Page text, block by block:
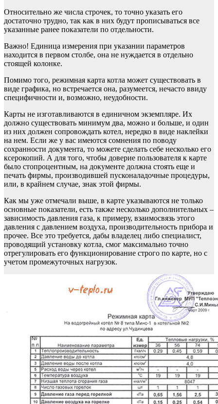
Относительно же числа строчек, то точно указать его
достаточно трудно, так как в них будут прописываться все
указанные ранее показатели по отдельности.
Важно! Единица измерения при указании параметров
находится в первом столбе, она не нуждается в отдельно
стоящей колонке.
Помимо того, режимная карта котла может существовать в
виде графика, но встречается она, разумеется, нечасто ввиду
специфичности и, возможно, неудобности.
Карты не изготавливаются в единичном экземпляре. Их
должно существовать минимум два, можно и больше, и один
из них должен сопровождать котел, нередко в виде наклейки
на нем. Если же у вас имеются сомнения по поводу
сохранности документа, то можете сделать себе несколько его
ксерокопий. А для того, чтобы доверие пользователя к карте
было стопроцентным, на документе должна стоять еще и
печать фирмы, производившей пусконаладочные процедуры,
или, в крайнем случае, знак этой фирмы.
Как мы уже отмечали выше, в карте указываются не только
основные показатели, есть также несколько дополнительных –
зависимость давления газа, к примеру, взаимосвязь этого
давления с давлением воздуха, производительность прибора и
прочее. Все это требуется, дабы владелец либо специалист,
проводящий установку котла, смог максимально точно
отрегулировать его функционирование строго по карте, но с
учетом промежуточных нагрузок.